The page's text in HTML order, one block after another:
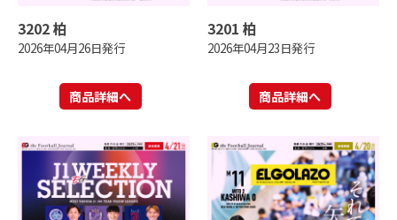
3202 柏
2026年04月26日発行
商品詳細へ
3201 柏
2026年04月23日発行
商品詳細へ